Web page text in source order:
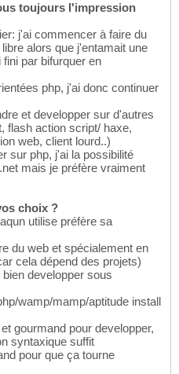
toujours l'impression
j'ai commencer à faire du
alors que j'entamait une
par bifurquer en
php, j'ai donc continuer
et developper sur d'autres
flash action script/ haxe,
web, client lourd..)
sur php, j'ai la possibilité
mais je préfère vraiment
choix ?
utilise préfère sa
du web et spécialement en
cela dépend des projets)
developper sous
wamp/mamp/aptitude install
gourmand pour developper,
syntaxique suffit
pour que ça tourne